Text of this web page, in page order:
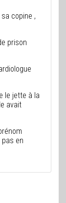
copine ,
prison
le jette à la
avait
en